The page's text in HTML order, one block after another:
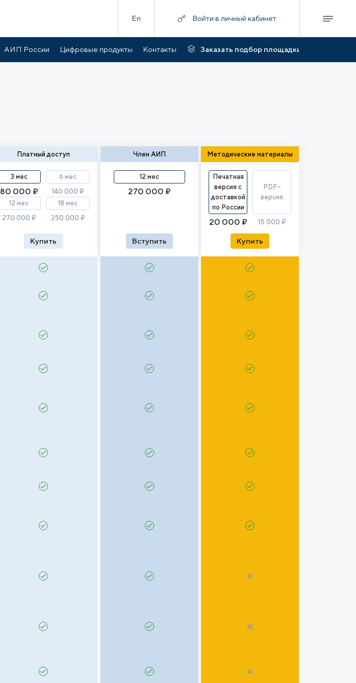
En Войти в личный кабинет
АИП России Цифровые продукты Контакты Заказать подбор площадки
Платный доступ
3 мес
80 000 ₽
6 мес
140 000 ₽
12 мес
270 000 ₽
18 мес
350 000 ₽
Купить
Член АИП
12 мес
270 000 ₽
Вступить
Методические материалы
Печатная
версия с
доставкой
по России
20 000 ₽
PDF-
версия
15 000 ₽
Купить